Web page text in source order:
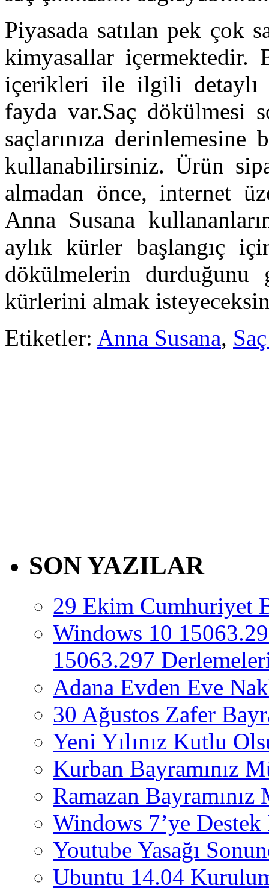
Piyasada satılan pek çok
kimyasallar içermektedir.
içerikleri ile ilgili detaylı
fayda var.Saç dökülmesi
saçlarınıza
kullanabilirsiniz. Ürün
almadan önce, internet
Anna Susana
aylık kürler başlangıç
dökülmelerin durduğunu
kürlerini almak
Etiketler: Anna Susana,
SON YAZILAR
29 Ekim Cumhuriyet
Windows 10
15063.297
Adana Evden Eve
30 Ağustos Zafer
Yeni Yılınız Kutlu
Kurban Bayramınız
Ramazan
Windows 7’ye
Youtube Yasağı
Ubuntu 14.04